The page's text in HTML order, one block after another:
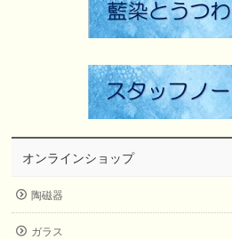
オンラインショップ
陶磁器
ガラス